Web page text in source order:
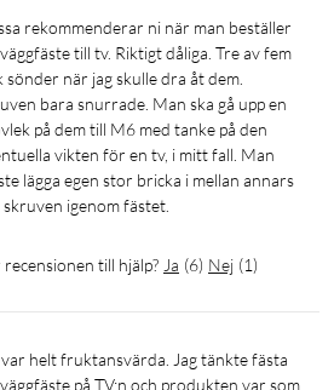
till tv. Riktigt dåliga. Tre av fem
sönder när jag skulle dra åt dem.
bara snurrade. Man ska gå upp en
på dem till M6 med tanke på den
vikten för en tv, i mitt fall. Man
lägga egen stor bricka i mellan annars
skruven igenom fästet.
recensionen till hjälp? Ja (6) Nej (1)
på TV:n och produkten var som